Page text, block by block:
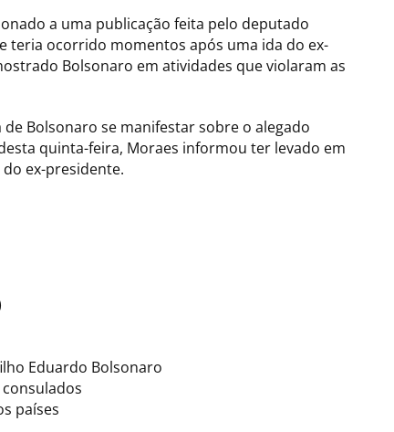
a uma publicação feita pelo deputado
teria ocorrido momentos após uma ida do ex-
Bolsonaro em atividades que violaram as
Bolsonaro se manifestar sobre o alegado
quinta-feira, Moraes informou ter levado em
ex-presidente.
Eduardo Bolsonaro
países